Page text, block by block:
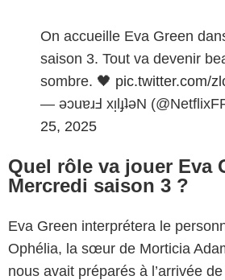
On accueille Eva Green
saison 3. Tout va devenir
sombre. 🖤 pic.twitter.com/
— ǝɔuɐɹℲ xᴉlɟʇǝN
25, 2025
Quel rôle va jouer Eva
Mercredi saison 3 ?
Eva Green interprétera le
Ophélia, la sœur de Morticia
nous avait préparés à l’arrivée